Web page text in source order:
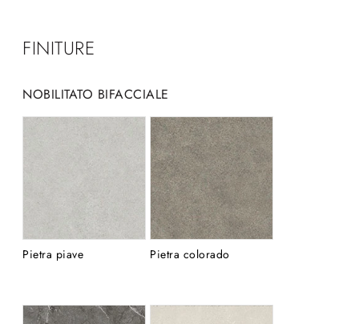
FINITURE
NOBILITATO BIFACCIALE
Pietra piave Pietra colorado